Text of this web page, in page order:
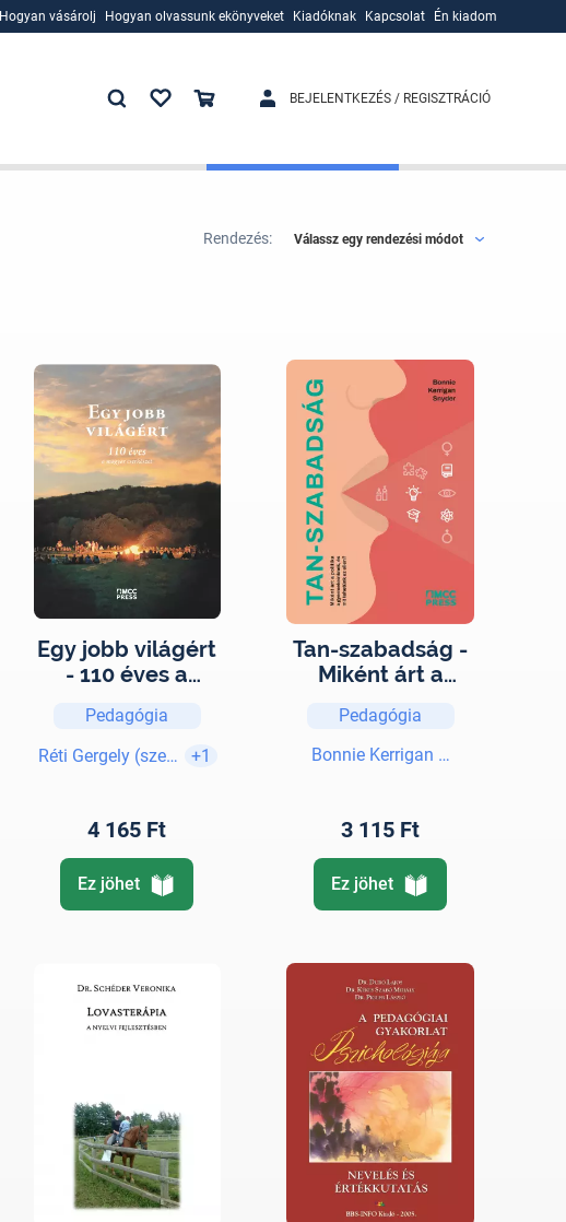
Hogyan vásárolj
Hogyan olvassunk ekönyveket
Kiadóknak
Kapcsolat Én kiadom
BEJELENTKEZÉS / REGISZTRÁCIÓ
Rendezés: Válassz egy rendezési módot
Egy jobb világért
- 110 éves a
cserkészet
Pedagógia
Réti Gergely (szerk.) +1
4 165 Ft
Ez jöhet
Tan-szabadság -
Miként árt a
gyermekeinknek,
és mit tehetünk
Pedagógia
Bonnie Kerrigan Snyder
3 115 Ft
Ez jöhet